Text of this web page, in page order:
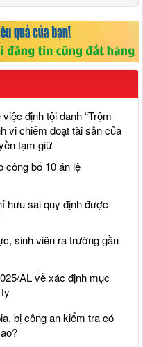
định tội danh “Trộm
vi chiếm đoạt tài sản của
tạm giữ
công bố 10 án lệ
hưu sai quy định được
sinh viên ra trường gần
AL về xác định mục
bị công an kiểm tra có